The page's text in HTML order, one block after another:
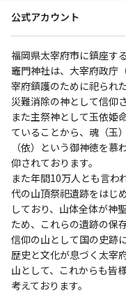
公式アカウント
福岡県太宰府市に鎮座す
竈門神社は、大宰府政庁
宰府鎮護のために祀られ
災難消除の神として信仰
また主祭神として玉依姫
ていることから、魂（玉
（依）という御神徳を
仰されております。
また年間10万人とも言わ
代の山頂祭祀遺跡をはじ
しており、山体全体が神
ため、これらの遺跡の保
信仰の山として国の史跡
歴史と文化が息づく太宰
山として、これからも皆
考えております。